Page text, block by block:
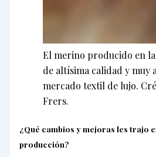
El merino producido en la
de altísima calidad y muy
mercado textil de lujo.
Frers.
¿Qué cambios y mejoras les trajo
producción?